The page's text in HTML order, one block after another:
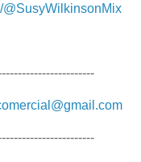
@SusyWilkinsonMix